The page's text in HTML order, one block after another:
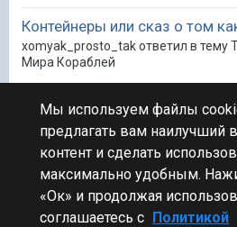
Контейнеры или сказ о том
xomyak_prosto_tak ответил в тему
Мира Кораблей
ок? Заведите себе там психолога на
вам очевидные вещи подсказывает.
8 фев 2017, 19:45:25 132 ответа
Мы используем файлы
предлагать вам
контент и сделать
максимально удобным.
«Ок» и продолжая
соглашаетесь с Политикой